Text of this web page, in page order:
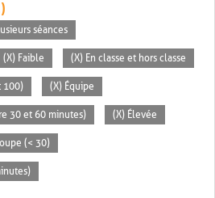
séances
(X) Faible (X) En classe et hors classe
100) (X) Équipe
30 et 60 minutes) (X) Élevée
(< 30)